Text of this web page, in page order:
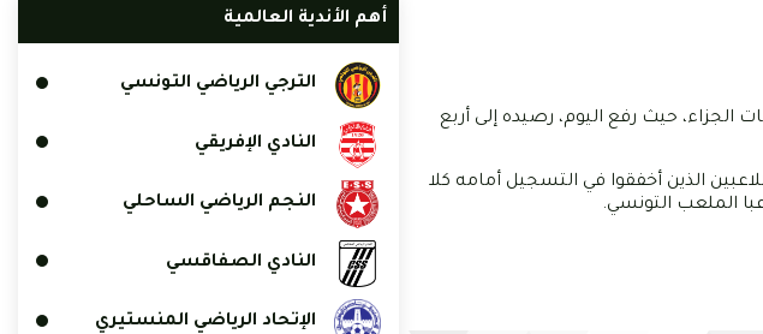
حيث رفع اليوم، رصيده إلى أربع
من أصل سبع، بنسبة نجاح بلغت 57%. وشملت قائمة اللاعبين الذين أخفقوا في التسجيل أمامه كلا
الملعب التونسي.
أهم الأندية العالمية
الترجي الرياضي التونسي
النادي الإفريقي
النجم الرياضي الساحلي
النادي الصفاقسي
الإتحاد الرياضي المنستيري